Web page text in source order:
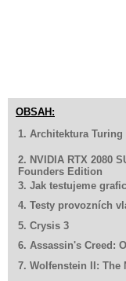
OBSAH:
1. Architektura Turing
2. NVIDIA RTX 2080
Founders Edition
3. Jak testujeme
4. Testy provozních
5. Crysis 3
6. Assassin's Creed:
7. Wolfenstein II: The